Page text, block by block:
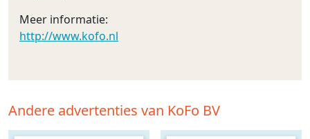
Meer informatie:
http://www.kofo.nl
Andere advertenties van KoFo BV